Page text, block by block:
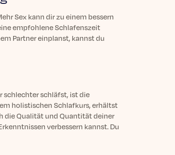
Sex kann dir zu einem bessern
empfohlene Schlafenszeit
Partner einplanst, kannst du
schlechter schläfst, ist die
holistischen Schlafkurs, erhältst
die Qualität und Quantität deiner
verbessern kannst. Du